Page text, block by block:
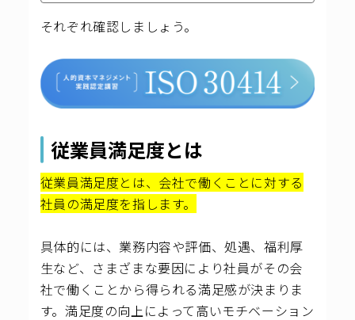
それぞれ確認しましょう。
従業員満足度とは
従業員満足度とは、会社で働くことに対する
社員の満足度を指します。
具体的には、業務内容や評価、処遇、福利厚
生など、さまざまな要因により社員がその会
社で働くことから得られる満足感が決まりま
す。満足度の向上によって高いモチベーション